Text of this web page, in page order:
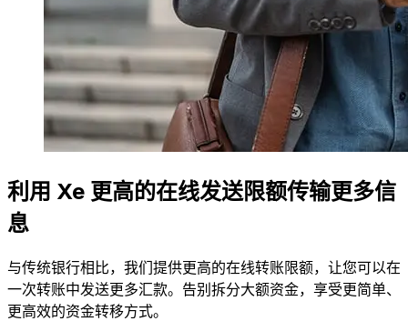
利用 Xe 更高的在线发送限额传输更多信
息
与传统银行相比，我们提供更高的在线转账限额，让您可以在
一次转账中发送更多汇款。告别拆分大额资金，享受更简单、
更高效的资金转移方式。